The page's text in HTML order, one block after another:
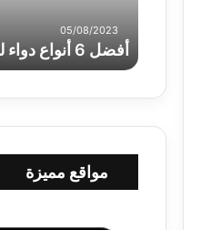
ع
د
ء
ل
05/08/2023
أفضل 6 أنواع دواء لعلاج الاكتئاب
مواقع مميزة